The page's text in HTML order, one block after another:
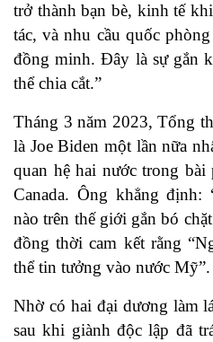
trở thành bạn bè, kinh tế
tác, và nhu cầu quốc
đồng minh. Đây là sự gắn
thể chia cắt.”
Tháng 3 năm 2023, Tổng
là Joe Biden một lần nữa
quan hệ hai nước trong
Canada. Ông khẳng
nào trên thế giới gắn bó
đồng thời cam kết rằng
thể tin tưởng vào nước Mỹ”.
Nhờ có hai đại dương làm
sau khi giành độc lập đã